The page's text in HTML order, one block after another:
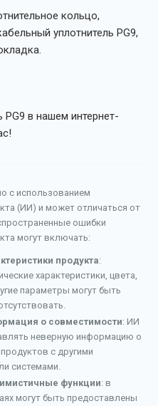
кольцо,
уплотнитель PG9,
PG9 в нашем интернет-
с использованием
(ИИ) и может отличаться от
ошибки
могут включать:
продукта:
характеристики, цвета,
параметры могут быть
о совместимости: ИИ
неверную информацию о
с другими
системами.
функции: в
могут быть предоставлены